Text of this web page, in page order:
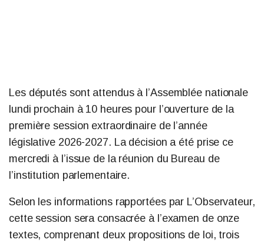
Les députés sont attendus à l’Assemblée nationale
lundi prochain à 10 heures pour l’ouverture de la
première session extraordinaire de l’année
législative 2026-2027. La décision a été prise ce
mercredi à l’issue de la réunion du Bureau de
l’institution parlementaire.
Selon les informations rapportées par L’Observateur,
cette session sera consacrée à l’examen de onze
textes, comprenant deux propositions de loi, trois